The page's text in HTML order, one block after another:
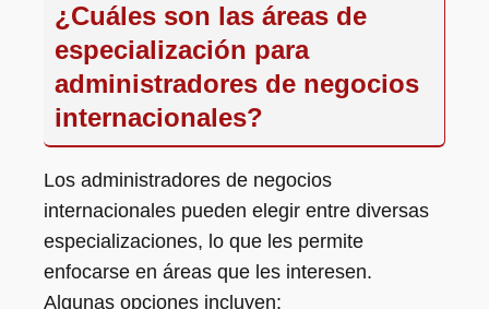
¿Cuáles son las áreas de
especialización para
administradores de negocios
internacionales?
Los administradores de negocios
internacionales pueden elegir entre diversas
especializaciones, lo que les permite
enfocarse en áreas que les interesen.
Algunas opciones incluyen: